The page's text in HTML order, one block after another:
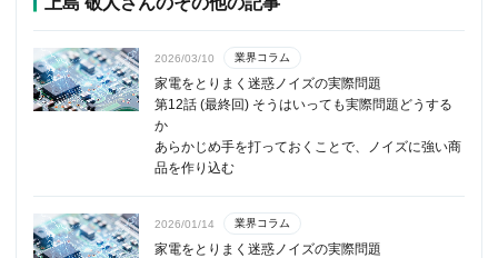
2026/03/10 業界コラム
家電をとりまく迷惑ノイズの実際問題
第12話 (最終回) そうはいっても実際問題どうする
か
あらかじめ手を打っておくことで、ノイズに強い商
品を作り込む
2026/01/14 業界コラム
家電をとりまく迷惑ノイズの実際問題